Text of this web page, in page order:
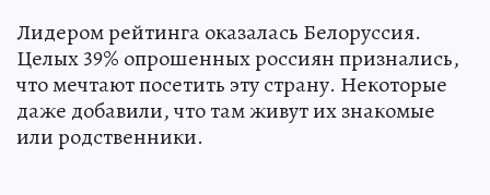
Лидером рейтинга оказалась Белоруссия.
Целых 39% опрошенных россиян признались,
что мечтают посетить эту страну. Некоторые
даже добавили, что там живут их знакомые
или родственники.